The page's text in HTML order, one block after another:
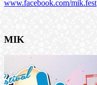
www.facebook.com/mik.fest
MIK